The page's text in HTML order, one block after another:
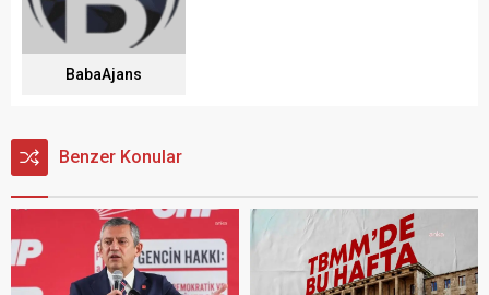
BabaAjans
Benzer Konular